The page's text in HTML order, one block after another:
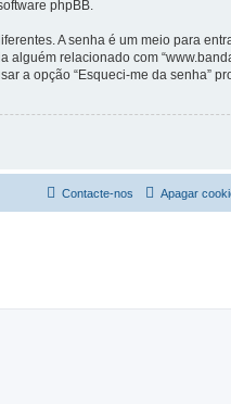
phpBB.
A senha é um meio para
alguém relacionado com
a opção “Esqueci-me da senha”
Apagar
Contacte-nos